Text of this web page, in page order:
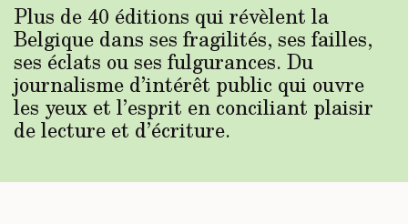
Plus de 40 éditions qui révèlent la
Belgique dans ses fragilités, ses failles,
ses éclats ou ses fulgurances. Du
journalisme d’intérêt public qui ouvre
les yeux et l’esprit en conciliant plaisir
de lecture et d’écriture.